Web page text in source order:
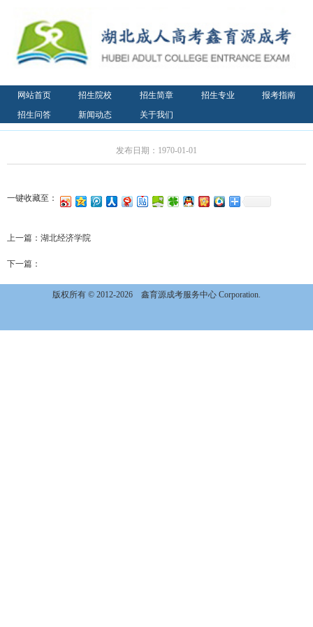
网站首页 招生院校 招生简章 招生专业
报考指南
招生问答
新闻动态 关于我们
发布日期：1970-01-01
一键收藏至：
上一篇： 湖北经济学院
下一篇：
版权所有 © 2012-2026 鑫育源成考服务中心 Corporation.